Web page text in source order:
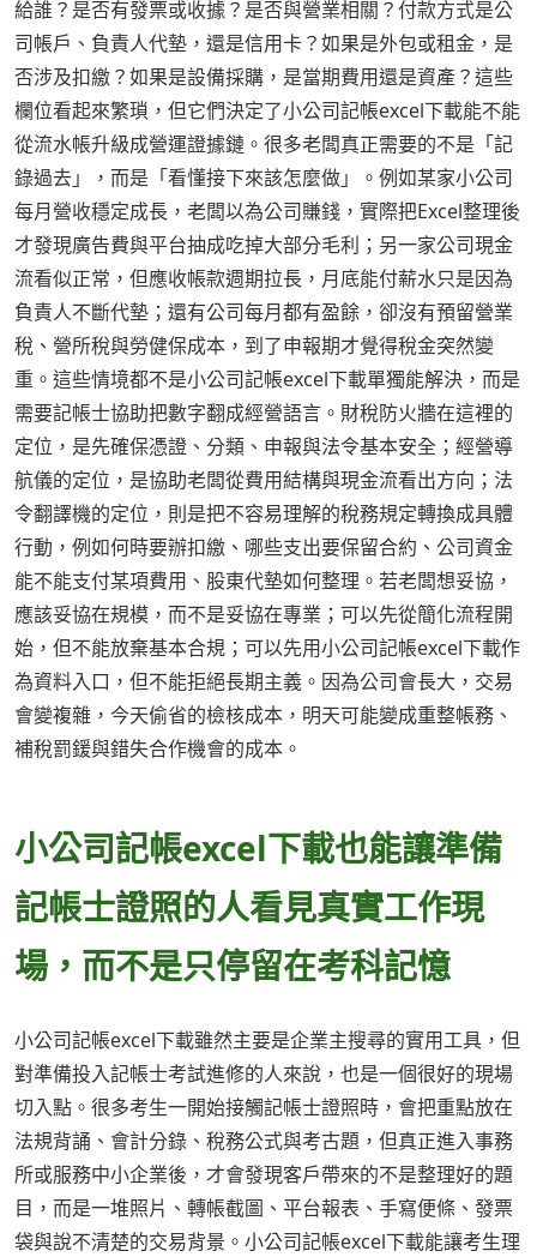
給誰？是否有發票或收據？是否與營業相關？付款方式是公
司帳戶、負責人代墊，還是信用卡？如果是外包或租金，是
否涉及扣繳？如果是設備採購，是當期費用還是資產？這些
欄位看起來繁瑣，但它們決定了小公司記帳excel下載能不能
從流水帳升級成營運證據鏈。很多老闆真正需要的不是「記
錄過去」，而是「看懂接下來該怎麼做」。例如某家小公司
每月營收穩定成長，老闆以為公司賺錢，實際把Excel整理後
才發現廣告費與平台抽成吃掉大部分毛利；另一家公司現金
流看似正常，但應收帳款週期拉長，月底能付薪水只是因為
負責人不斷代墊；還有公司每月都有盈餘，卻沒有預留營業
稅、營所稅與勞健保成本，到了申報期才覺得稅金突然變
重。這些情境都不是小公司記帳excel下載單獨能解決，而是
需要記帳士協助把數字翻成經營語言。財稅防火牆在這裡的
定位，是先確保憑證、分類、申報與法令基本安全；經營導
航儀的定位，是協助老闆從費用結構與現金流看出方向；法
令翻譯機的定位，則是把不容易理解的稅務規定轉換成具體
行動，例如何時要辦扣繳、哪些支出要保留合約、公司資金
能不能支付某項費用、股東代墊如何整理。若老闆想妥協，
應該妥協在規模，而不是妥協在專業；可以先從簡化流程開
始，但不能放棄基本合規；可以先用小公司記帳excel下載作
為資料入口，但不能拒絕長期主義。因為公司會長大，交易
會變複雜，今天偷省的檢核成本，明天可能變成重整帳務、
補稅罰鍰與錯失合作機會的成本。
小公司記帳excel下載也能讓準備
記帳士證照的人看見真實工作現
場，而不是只停留在考科記憶
小公司記帳excel下載雖然主要是企業主搜尋的實用工具，但
對準備投入記帳士考試進修的人來說，也是一個很好的現場
切入點。很多考生一開始接觸記帳士證照時，會把重點放在
法規背誦、會計分錄、稅務公式與考古題，但真正進入事務
所或服務中小企業後，才會發現客戶帶來的不是整理好的題
目，而是一堆照片、轉帳截圖、平台報表、手寫便條、發票
袋與說不清楚的交易背景。小公司記帳excel下載能讓考生理